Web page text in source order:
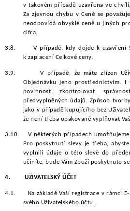
v takovém případě uzavřena ve
Za zjevnou chybu v Ceně se
neodpovídá obvyklé ceně u jiných
cifra.
3.8.
V případě, kdy dojde k uzavření
k zaplacení Celkové ceny.
3.9.
V případě, že máte zřízen
Objednávku jeho prostřednictvím. I
povinnost zkontrolovat
předvyplněných údajů. Způsob
jako v případě kupujícího bez
že není třeba opakovaně vyplňovat
3.10.
V některých případech
Pro poskytnutí slevy je třeba,
vyplnili údaje o této slevě do
učiníte, bude Vám Zboží poskytnuto
4. UŽIVATELSKÝ ÚČET
4.1.
Na základě Vaší registrace v rámci
svého Uživatelského účtu.